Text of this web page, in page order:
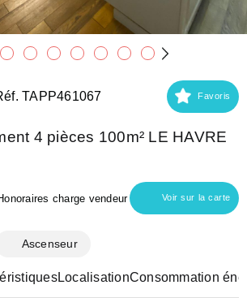
TAPP461067 Favoris
4 pièces 100m² LE HAVRE
charge vendeur Voir sur la carte
Ascenseur
LocalisationConsommation